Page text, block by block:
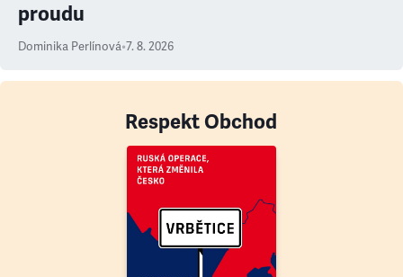
proudu
Dominika Perlínová•7. 8. 2026
Respekt Obchod